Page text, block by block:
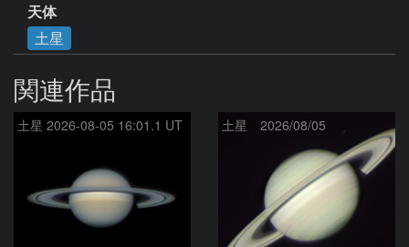
天体
土星
関連作品
土星 2026-08-05 16:01.1 UT 土星 2026/08/05